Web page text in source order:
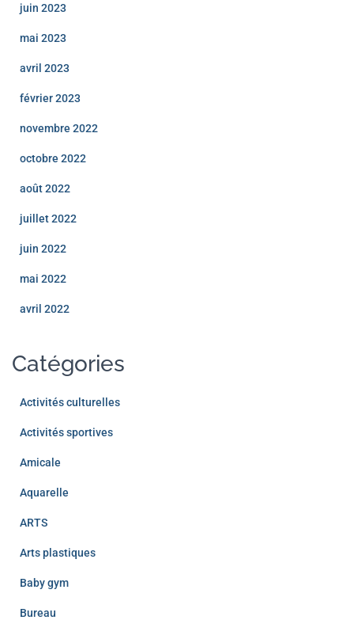
juin 2023
mai 2023
avril 2023
février 2023
novembre 2022
octobre 2022
août 2022
juillet 2022
juin 2022
mai 2022
avril 2022
Catégories
Activités culturelles
Activités sportives
Amicale
Aquarelle
ARTS
Arts plastiques
Baby gym
Bureau